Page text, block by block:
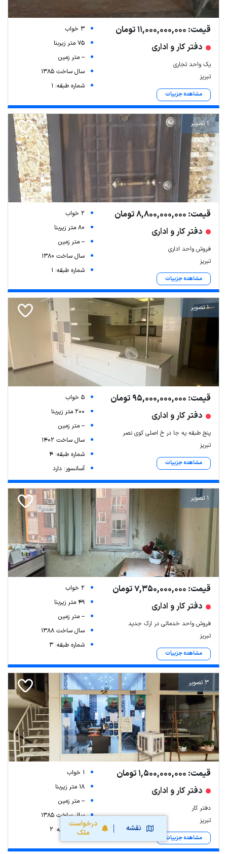
نقشه
درخواست
ملک
قیمت: 11,000,000,000 تومان
دفتر کار و اداری
یک واحد تجاری
تبریز
مشاهده جزییات
3 خواب
75 متر زیربنا
-- متر زمین
سال ساخت 1385
شماره طبقه: 1
1 تصویر
قیمت: 8,800,000,000 تومان
دفتر کار و اداری
فروش واحد اداری
تبریز
مشاهده جزییات
2 خواب
80 متر زیربنا
-- متر زمین
سال ساخت 1380
شماره طبقه: 1
1 تصویر
قیمت: 95,000,000,000 تومان
دفتر کار و اداری
پنج طبقه یه جا در خ اصلی کوی نصر
تبریز
مشاهده جزییات
5 خواب
200 متر زیربنا
-- متر زمین
سال ساخت 1402
شماره طبقه: 4
آسانسور: دارد
1 تصویر
قیمت: 7,350,000,000 تومان
دفتر کار و اداری
فروش واحد خدماتی در ارک جدید
تبریز
مشاهده جزییات
2 خواب
49 متر زیربنا
-- متر زمین
سال ساخت 1388
شماره طبقه: 3
3 تصویر
قیمت: 1,500,000,000 تومان
دفتر کار و اداری
دفتر کار
تبریز
مشاهده جزییات
1 خواب
18 متر زیربنا
-- متر زمین
سال ساخت 1385
شماره طبقه: 2